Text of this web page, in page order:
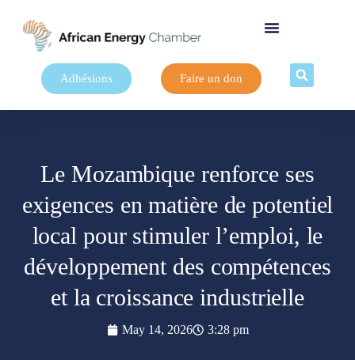
Adhésions Faire un don
Le Mozambique renforce ses
exigences en matière de potentiel
local pour stimuler l’emploi, le
développement des compétences
et la croissance industrielle
May 14, 2026 3:28 pm